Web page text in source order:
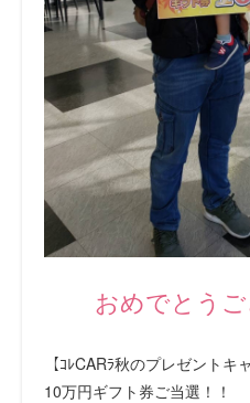
おめでとう
【ｺﾚCARﾗ秋のプレゼントキ
10万円ギフト券ご当選！！